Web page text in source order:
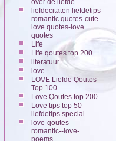
liefdecitaten liefdetips
romantic quotes-cute
love quotes-love
quotes
Life
Life qoutes top 200
literatuur
love
LOVE Liefde Qoutes
Top 100
Love Qoutes top 200
Love tips top 50
liefdetips special
love-qoutes-
romantic--love-
poems